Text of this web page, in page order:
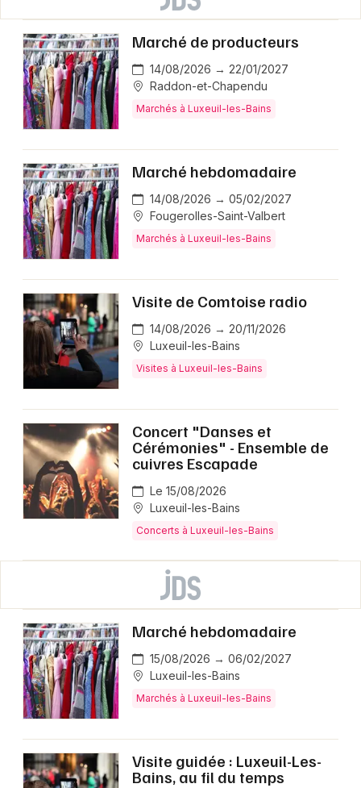
Marché de producteurs
14/08/2026 → 22/01/2027
Raddon-et-Chapendu
Marchés à Luxeuil-les-Bains
Marché hebdomadaire
14/08/2026 → 05/02/2027
Fougerolles-Saint-Valbert
Marchés à Luxeuil-les-Bains
Visite de Comtoise radio
14/08/2026 → 20/11/2026
Luxeuil-les-Bains
Visites à Luxeuil-les-Bains
Concert "Danses et
Cérémonies" - Ensemble de
cuivres Escapade
Le 15/08/2026
Luxeuil-les-Bains
Concerts à Luxeuil-les-Bains
Marché hebdomadaire
15/08/2026 → 06/02/2027
Luxeuil-les-Bains
Marchés à Luxeuil-les-Bains
Visite guidée : Luxeuil-Les-
Bains, au fil du temps